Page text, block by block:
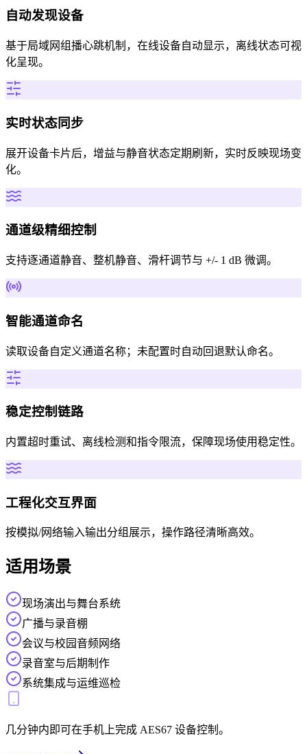
自动发现设备
基于局域网组播心跳机制，在线设备自动显示，离线状态可视
化呈现。
实时状态同步
展开设备卡片后，增益与静音状态定期刷新，实时反映现场变
化。
通道级精细控制
支持逐通道静音、整机静音、滑杆调节与 +/- 1 dB 微调。
智能通道命名
读取设备自定义通道名称；未配置时自动回退默认命名。
稳定控制链路
内置超时重试、离线检测和指令限流，保障现场使用稳定性。
工程化交互界面
按模拟/网络输入输出分组展示，操作路径清晰高效。
适用场景
现场演出与舞台系统
广播与录音棚
会议与校园音频网络
录音室与后期制作
系统集成与运维巡检
几分钟内即可在手机上完成 AES67 设备控制。